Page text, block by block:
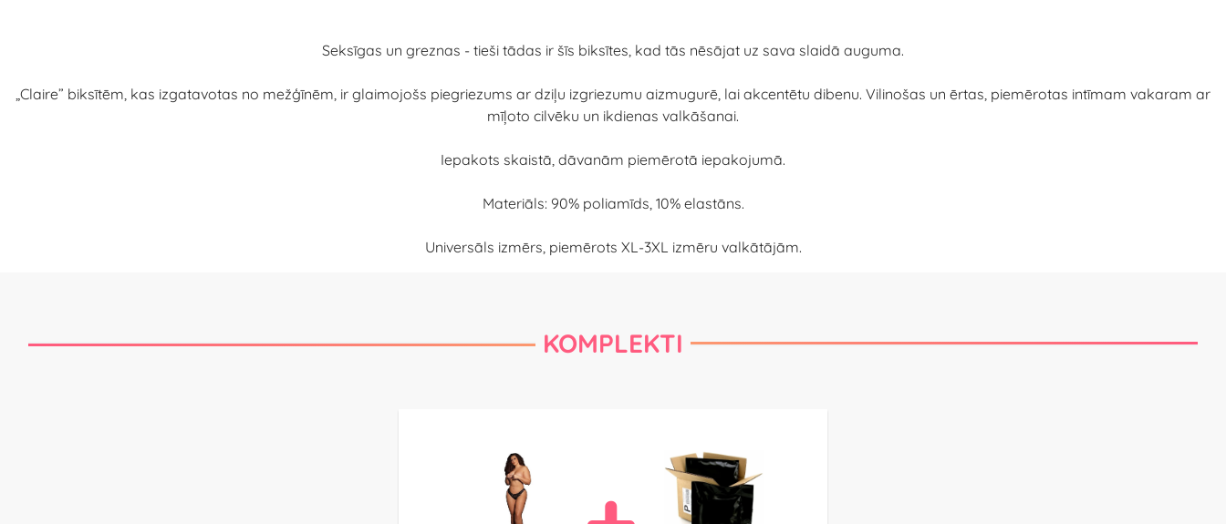
Seksīgas un greznas - tieši tādas ir šīs biksītes, kad tās nēsājat uz sava slaidā auguma.
​​„Claire” biksītēm, kas izgatavotas no mežģīnēm, ir glaimojošs piegriezums ar dziļu izgriezumu aizmugurē, lai akcentētu dibenu. Vilinošas un ērtas, piemērotas intīmam vakaram ar
mīļoto cilvēku un ikdienas valkāšanai.
Iepakots skaistā, dāvanām piemērotā iepakojumā.
Materiāls: 90% poliamīds, 10% elastāns.
Universāls izmērs, piemērots XL-3XL izmēru valkātājām.
KOMPLEKTI